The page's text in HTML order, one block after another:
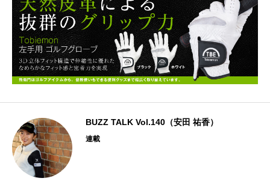
BUZZ TALK Vol.140（安田 祐香）
連載